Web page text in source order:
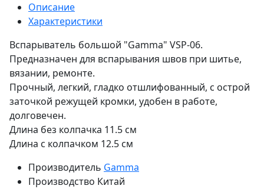
Описание
Характеристики
Вспарыватель большой "Gamma" VSP-06.
Предназначен для вспарывания швов при шитье,
вязании, ремонте.
Прочный, легкий, гладко отшлифованный, с острой
заточкой режущей кромки, удобен в работе,
долговечен.
Длина без колпачка 11.5 см
Длина с колпачком 12.5 см
Производитель Gamma
Производство Китай